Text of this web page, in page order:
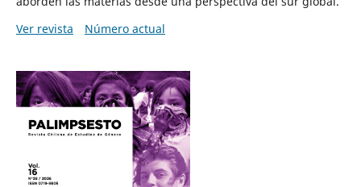
Ver revista
Número actual